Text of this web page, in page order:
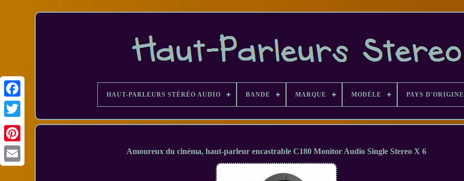
Facebook
HAUT-PARLEURS STÉRÉO AUDIO BANDE MARQUE MODÈLE PAYS D'ORIGINE
Amoureux du cinéma, haut-parleur encastrable C180 Monitor Audio Single Stereo X 6